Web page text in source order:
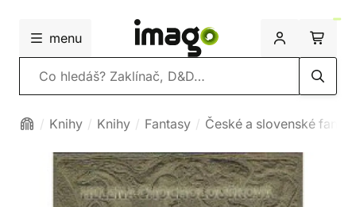
menu
Vyhledávání
Knihy Knihy Fantasy České a slovenské